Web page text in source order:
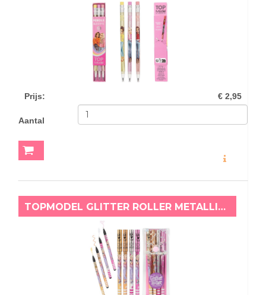
Prijs: € 2,95
Aantal
TOPMODEL GLITTER ROLLER METALLIC GELPENNEN